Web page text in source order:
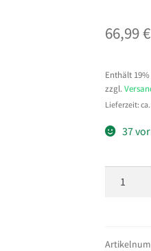
66,99€
Enthält 19%
zzgl.
Lieferzeit:
37